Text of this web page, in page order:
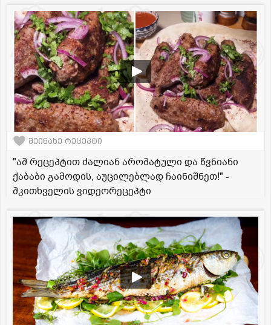
შეინახე რეცეპტი
"ამ რეცეპტით ძალიან არომატული და წვნიანი
ქაბაბი გამოდის, აუცილებლად ჩაინიშნეთ!" -
მკითხველის ვიდეორეცეპტი